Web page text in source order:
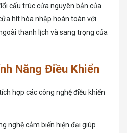
cấu trúc cửa nguyên bản của
hít hòa nhập hoàn toàn với
thanh lịch và sang trọng của
Năng Điều Khiển
hợp các công nghệ điều khiển
nghệ cảm biến hiện đại giúp